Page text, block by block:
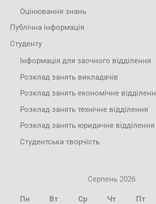
Оцінювання знань
Публічна інформація
Студенту
Інформація для заочного відділення
Розклад занять викладачів
Розклад занять економічне
Розклад занять технічне відділення
Розклад занять юридичне відділення
Студентська творчість
Серпень 2026
Пн Вт Ср Чт Пт